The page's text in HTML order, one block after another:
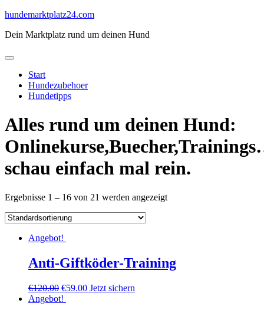
Skip
content
hundemarktplatz24.com
Dein Marktplatz rund um deinen Hund
Start
Hundezubehoer
Hundetipps
Alles rund um deinen Hund:
schau einfach mal rein.
Ergebnisse 1 – 16 von 21 werden angezeigt
Angebot!
Anti-Giftköder-Training
€120.00 Ursprünglicher
Preis
€59.00Aktueller
Jetzt sichern
Angebot!